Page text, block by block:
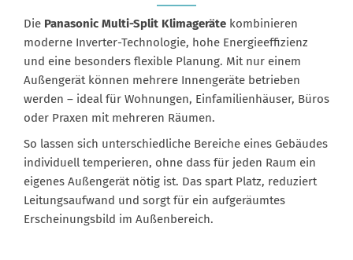
Die Panasonic Multi-Split Klimageräte kombinieren
moderne Inverter-Technologie, hohe Energieeffizienz
und eine besonders flexible Planung. Mit nur einem
Außengerät können mehrere Innengeräte betrieben
werden – ideal für Wohnungen, Einfamilienhäuser, Büros
oder Praxen mit mehreren Räumen.
So lassen sich unterschiedliche Bereiche eines Gebäudes
individuell temperieren, ohne dass für jeden Raum ein
eigenes Außengerät nötig ist. Das spart Platz, reduziert
Leitungsaufwand und sorgt für ein aufgeräumtes
Erscheinungsbild im Außenbereich.